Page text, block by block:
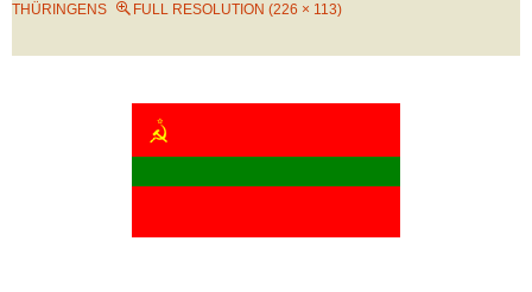
THÜRINGENS
FULL RESOLUTION (226 × 113)